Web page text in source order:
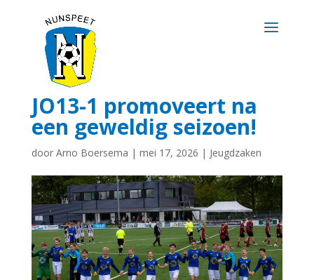
JO13-1 promoveert na
een geweldig seizoen!
door Arno Boersema | mei 17, 2026 | Jeugdzaken